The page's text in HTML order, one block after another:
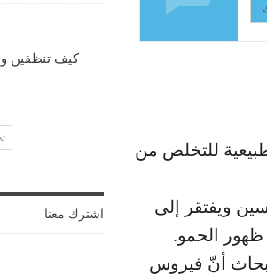
للتخلص من
ويفتقر إلى
ظهور الحمو.
أنّ فيروس
كيف تنظفين
اشترك معنا